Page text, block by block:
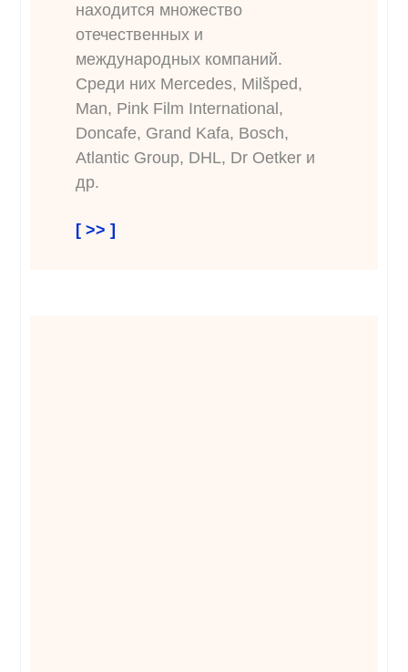
находится множество
отечественных и
международных компаний.
Среди них Mercedes, Milšped,
Man, Pink Film International,
Doncafe, Grand Kafa, Bosch,
Atlantic Group, DHL, Dr Oetker и
др.
[ >> ]